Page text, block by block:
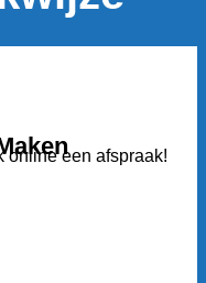
online een afspraak!